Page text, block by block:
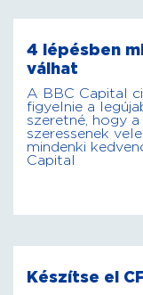
4 lépésben
válhat
A BBC Capital
figyelnie a
szeretné, hogy
szeressenek
mindenki
Capital
Készítse el